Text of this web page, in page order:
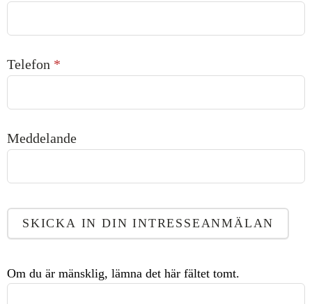
Telefon *
Meddelande
SKICKA IN DIN INTRESSEANMÄLAN
Om du är mänsklig, lämna det här fältet tomt.